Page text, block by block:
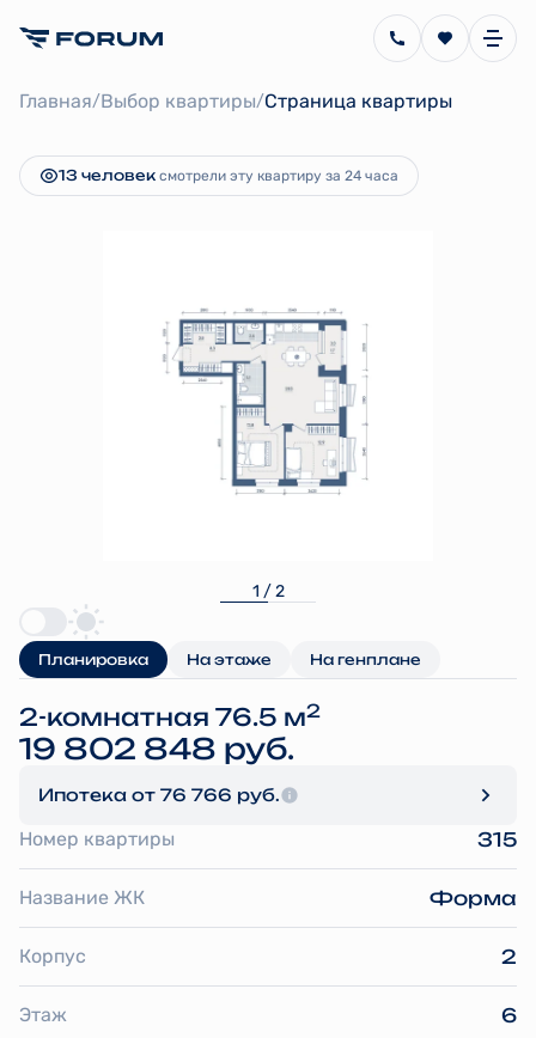
Главная/Выбор квартиры/Страница квартиры
19 802 848 руб.
Ипотекаот 76 766 руб.
13 человек смотрели эту квартиру за 24 часа
1 / 2
Планировка На этаже На генплане
2-комнатная 76.5 м2
19 802 848 руб.
Ипотека от 76 766 руб.
Номер квартиры 315
Название ЖК Форма
Корпус 2
Этаж 6